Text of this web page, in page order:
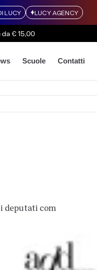
LUCY LUCY AGENCY
€ 15,00
Scuole Contatti
deputati com